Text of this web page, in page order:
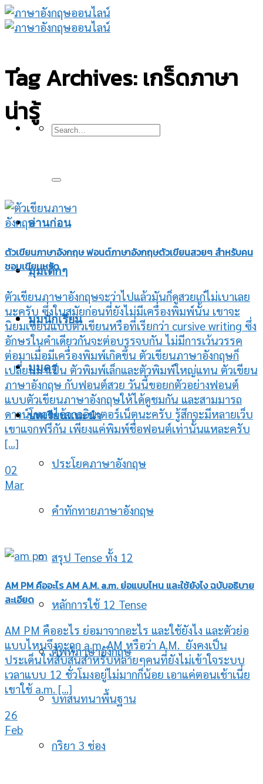
Skip
to
อ่านก่อน
มุมเด็กๆ
มุมนักเรียน
มุมครู
บทเรียนแนะนำ
ประโยคภาษาอังกฤษ
คำทักทายภาษาอังกฤษ
สรุป Tense ทั้ง 12
หลักการใช้ 12 Tense
ศัพท์ภาษาอังกฤษ
บทสนทนาพื้นฐาน
กริยา 3 ช่อง
Tag Archives:เกร็ดภาษา
น่ารู้
ตัวเขียนภาษาอังกฤษ ฟอนต์ภาษาอังกฤษตัวเขียนสวยๆ สำหรับคน
ชอบเขียนหวัด
ตัวเขียนภาษาอังกฤษจะว่าไปแล้วมันก็ดูสวยเก๋ไม่เบาเลย
นะครับ ซึ่งในสมัยก่อนที่ยังไม่มีเครื่องพิมพ์นั้น เขาจะ
นิยมเขียนแบบตัวเขียนหรือที่เรียกว่า cursive writing ซึ่ง
อักษรในคำเดียวกันจะต่อบรรจบกัน ไม่มีการเว้นวรรค
ต่อมาเมื่อมีเครื่องพิมพ์เกิดขึ้น ตัวเขียนภาษาอังกฤษก็
เปลี่ยนมาเป็น ตัวพิมพ์เล็กและตัวพิมพ์ใหญ่แทน ตัวเขียน
ภาษาอังกฤษ กับฟอนต์สวย วันนี้ขอยกตัวอย่างฟอนต์
แบบตัวเขียนภาษาอังกฤษให้ได้ดูชมกัน และสามมารถ
ดาวน์โหลดได้จากอินเตอร์เน็ตนะครับ รู้สึกจะมีหลายเว็บ
เขาแจกฟรีกัน เพียงแค่พิมพ์ชื่อฟอนต์เท่านั้นแหละครับ
[...]
02
Mar
AM PM คืออะไร AM A.M. a.m. ย่อแบบไหน และใช้ยังไง ฉบับอธิบาย
ละเอียด
AM PM คืออะไร ย่อมาจากอะไร และใช้ยังไง และตัวย่อ
แบบไหนจึงจะถูก a.m. AM หรือว่า A.M. ยังคงเป็น
ประเด็นให้สับสนสำหรับหลายๆคนที่ยังไม่เข้าใจระบบ
เวลาแบบ 12 ชั่วโมงอยู่ไม่มากก็น้อย เอาแค่ตอนเช้าเนี่ย
เขาใช้ a.m. [...]
26
Feb